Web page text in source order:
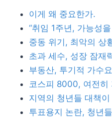
이게 왜 중요한가.
“취임 1주년, 가능성
중동 위기, 최악의 상
초과 세수, 성장 잠재
부동산, 투기적 가수
코스피 8000, 여전히
지역의 청년들 대책이
투표용지 논란, 청년